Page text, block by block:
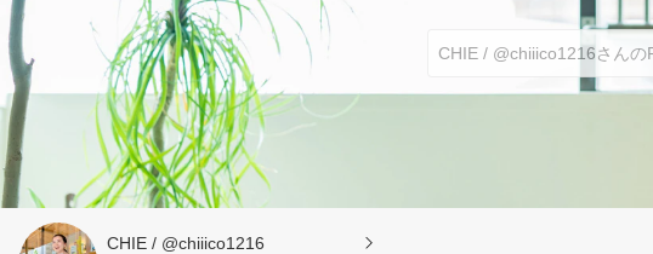
CHIE / @chiiico1216